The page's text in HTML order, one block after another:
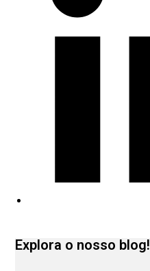
Explora o nosso blog!